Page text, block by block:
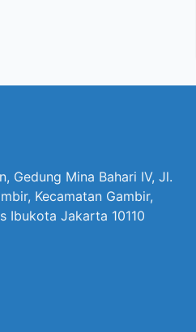
Gedung Mina Bahari IV, Jl.
Kecamatan Gambir,
Ibukota Jakarta 10110